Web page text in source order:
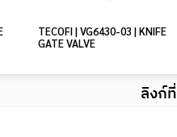
TECOFI | VG6430-03 | KNIFE
GATE VALVE
ลิงก์